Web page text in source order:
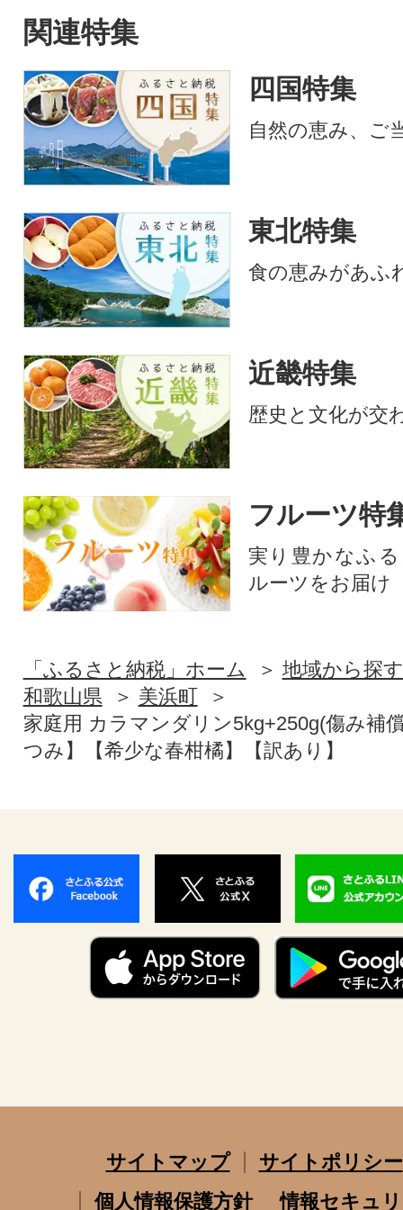
関連特集
四国特集
自然の恵み、ご
東北特集
食の恵みがあふ
近畿特集
歴史と文化が交
フルーツ特
実り豊かなふ
ルーツをお届け
「ふるさと納税」ホーム
地域から探す
和歌山県
美浜町
家庭用 カラマンダリン5kg+250g(傷み補
つみ】【希少な春柑橘】【訳あり】
サイトマップ
サイトポリシー
個人情報保護方針
情報セキュ